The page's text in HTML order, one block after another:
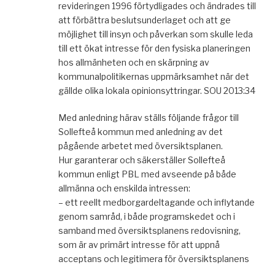
revideringen 1996 förtydligades och ändrades till
att förbättra beslutsunderlaget och att ge
möjlighet till insyn och påverkan som skulle leda
till ett ökat intresse för den fysiska planeringen
hos allmänheten och en skärpning av
kommunalpolitikernas uppmärksamhet när det
gällde olika lokala opinionsyttringar. SOU 2013:34
Med anledning härav ställs följande frågor till
Sollefteå kommun med anledning av det
pågående arbetet med översiktsplanen.
Hur garanterar och säkerställer Sollefteå
kommun enligt PBL med avseende på både
allmänna och enskilda intressen:
– ett reellt medborgardeltagande och inflytande
genom samråd, i både programskedet och i
samband med översiktsplanens redovisning,
som är av primärt intresse för att uppnå
acceptans och legitimera för översiktsplanens